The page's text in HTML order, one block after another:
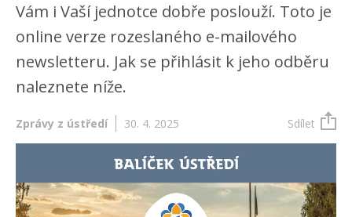
Vám i Vaší jednotce dobře poslouží. Toto je
online verze rozeslaného e-mailového
newsletteru. Jak se přihlásit k jeho odběru
naleznete níže.
Zprávy z ústředí 30. 4. 2025 Sdílet